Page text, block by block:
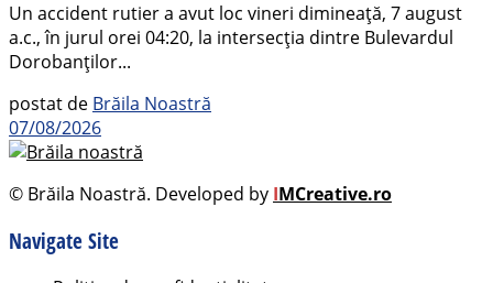
Un accident rutier a avut loc vineri dimineață, 7 august
a.c., în jurul orei 04:20, la intersecția dintre Bulevardul
Dorobanților...
postat de Brăila Noastră
07/08/2026
© Brăila Noastră. Developed by IMCreative.ro
Navigate Site